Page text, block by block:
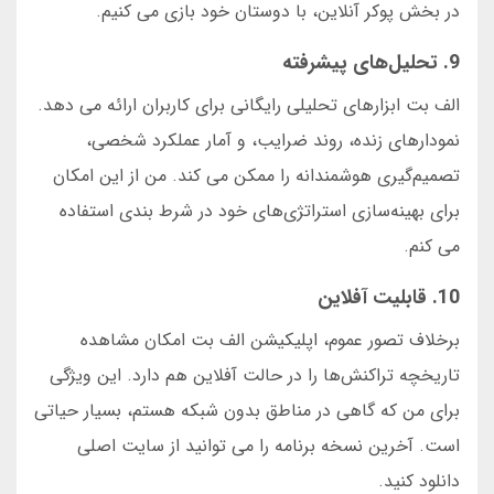
در بخش پوکر آنلاین، با دوستان خود بازی می کنیم.
9. تحلیل‌های پیشرفته
الف بت ابزارهای تحلیلی رایگانی برای کاربران ارائه می دهد.
نمودارهای زنده، روند ضرایب، و آمار عملکرد شخصی،
تصمیم‌گیری هوشمندانه را ممکن می کند. من از این امکان
برای بهینه‌سازی استراتژی‌های خود در شرط بندی استفاده
می کنم.
10. قابلیت آفلاین
برخلاف تصور عموم، اپلیکیشن الف بت امکان مشاهده
تاریخچه تراکنش‌ها را در حالت آفلاین هم دارد. این ویژگی
برای من که گاهی در مناطق بدون شبکه هستم، بسیار حیاتی
است. آخرین نسخه برنامه را می توانید از سایت اصلی
دانلود کنید.